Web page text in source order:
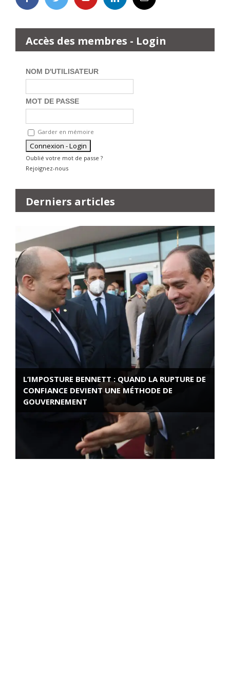
Accès des membres - Login
NOM D'UTILISATEUR
MOT DE PASSE
Garder en mémoire
Oublié votre mot de passe ?
Rejoignez-nous
Derniers articles
L’IMPOSTURE BENNETT : QUAND LA RUPTURE DE
CONFIANCE DEVIENT UNE MÉTHODE DE
GOUVERNEMENT
ROSE VALLAND, HEROÏNE DE LA RESISTANCE